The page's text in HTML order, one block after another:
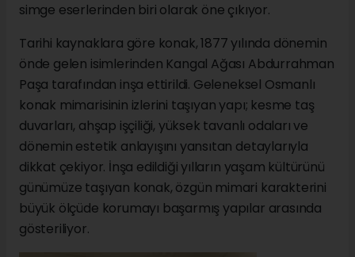
simge eserlerinden biri olarak öne çıkıyor.
Tarihi kaynaklara göre konak, 1877 yılında dönemin
önde gelen isimlerinden Kangal Ağası Abdurrahman
Paşa tarafından inşa ettirildi. Geleneksel Osmanlı
konak mimarisinin izlerini taşıyan yapı; kesme taş
duvarları, ahşap işçiliği, yüksek tavanlı odaları ve
dönemin estetik anlayışını yansıtan detaylarıyla
dikkat çekiyor. İnşa edildiği yılların yaşam kültürünü
günümüze taşıyan konak, özgün mimari karakterini
büyük ölçüde korumayı başarmış yapılar arasında
gösteriliyor.